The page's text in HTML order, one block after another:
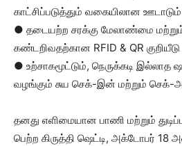
காட்சிப்படுத்தும் வகையிலான ஊடாடும்
● தடையற்ற சரக்கு மேலாண்மை மற்றும்
கண்டறிவதற்கான RFID & QR
● உற்சாகமூட்டும், நெருக்கடி இல்லாத
வழங்கும் சுய செக்-இன் மற்றும் செக்-
தனது எளிமையான பாணி மற்றும்
பெற்ற கிருத்தி ஷெட்டி, அக்டோபர் 18